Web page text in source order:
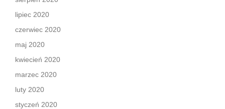
lipiec 2020
czerwiec 2020
maj 2020
kwiecień 2020
marzec 2020
luty 2020
styczeń 2020